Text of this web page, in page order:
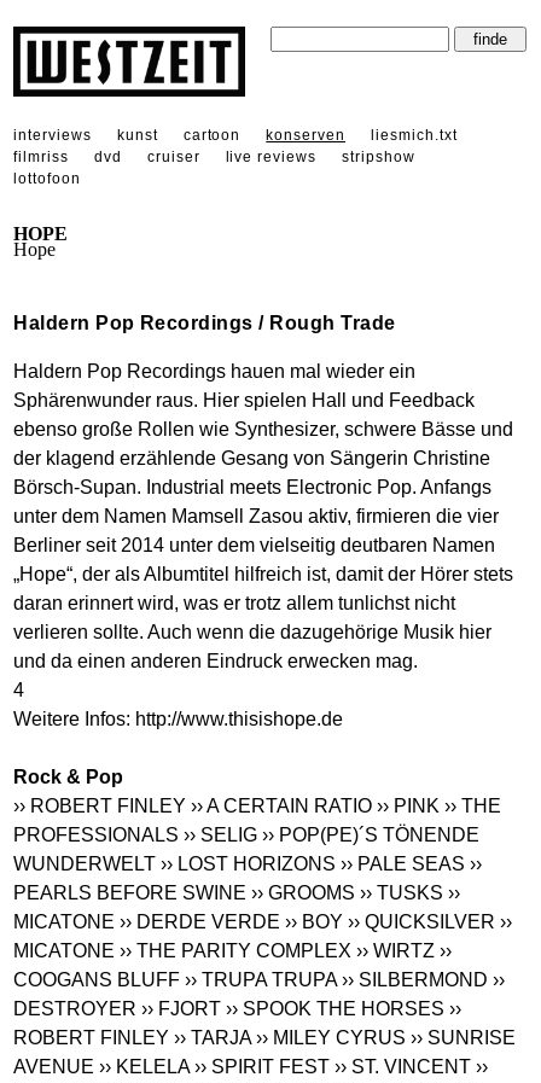
interviews kunst cartoon konserven
liesmich.txt
filmriss
dvd cruiser live reviews
stripshow
lottofoon
HOPE
Hope
Haldern Pop Recordings / Rough Trade
Haldern Pop Recordings hauen mal wieder ein
Sphärenwunder raus. Hier spielen Hall und Feedback
ebenso große Rollen wie Synthesizer, schwere Bässe und
der klagend erzählende Gesang von Sängerin Christine
Börsch-Supan. Industrial meets Electronic Pop. Anfangs
unter dem Namen Mamsell Zasou aktiv, firmieren die vier
Berliner seit 2014 unter dem vielseitig deutbaren Namen
„Hope“, der als Albumtitel hilfreich ist, damit der Hörer stets
daran erinnert wird, was er trotz allem tunlichst nicht
verlieren sollte. Auch wenn die dazugehörige Musik hier
und da einen anderen Eindruck erwecken mag.
4
Weitere Infos: http://www.thisishope.de
Rock & Pop
›› ROBERT FINLEY ›› A CERTAIN RATIO ›› PINK ›› THE
PROFESSIONALS ›› SELIG ›› POP(PE)´S TÖNENDE
WUNDERWELT ›› LOST HORIZONS ›› PALE SEAS ››
PEARLS BEFORE SWINE ›› GROOMS ›› TUSKS ››
MICATONE ›› DERDE VERDE ›› BOY ›› QUICKSILVER ››
MICATONE ›› THE PARITY COMPLEX ›› WIRTZ ››
COOGANS BLUFF ›› TRUPA TRUPA ›› SILBERMOND ››
DESTROYER ›› FJORT ›› SPOOK THE HORSES ››
ROBERT FINLEY ›› TARJA ›› MILEY CYRUS ›› SUNRISE
AVENUE ›› KELELA ›› SPIRIT FEST ›› ST. VINCENT ››